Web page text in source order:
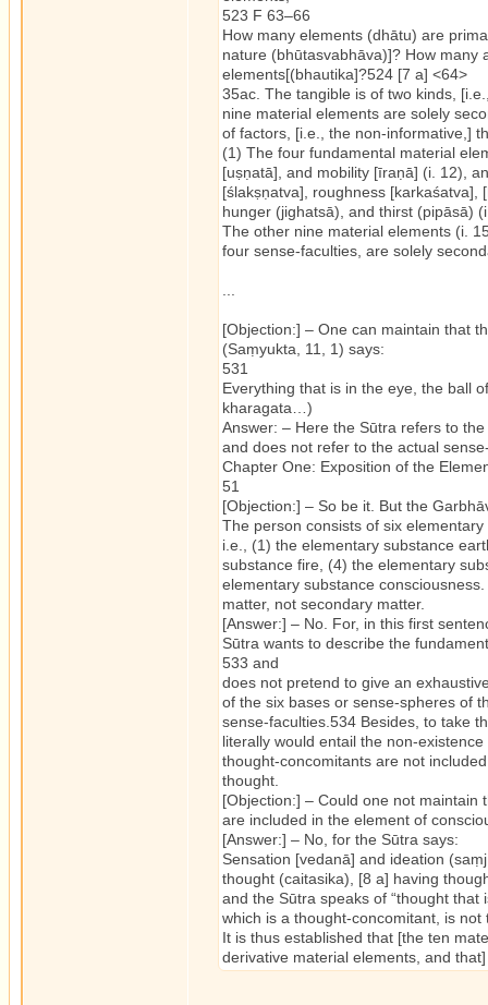
523 F 63–66
How many elements (dhātu) are
nature (bhūtasvabhāva)]? How many
elements[(bhautika]?524 [7 a] <64>
35ac. The tangible is of two kinds,
nine material elements are solely
of factors, [i.e., the non-informative,]
(1) The four fundamental material
[uṣṇatā], and mobility [īraṇā] (i. 12),
[ślakṣṇatva], roughness
hunger (jighatsā), and thirst (pipāsā)
The other nine material elements (i.
four sense-faculties, are solely
[Objection:] – One can maintain that
(Saṃyukta, 11, 1) says:
531
Everything that is in the eye, the ball
kharagata…)
Answer: – Here the Sūtra refers to
and does not refer to the actual
Chapter One: Exposition of the
51
[Objection:] – So be it. But the
The person consists of six
i.e., (1) the elementary substance
substance fire, (4) the elementary
elementary substance
matter, not secondary matter.
[Answer:] – No. For, in this first
Sūtra wants to describe the
533 and
does not pretend to give an
of the six bases or sense-spheres of
sense-faculties.534 Besides, to take
literally would entail the non-
thought-concomitants are not
thought.
[Objection:] – Could one not
are included in the element of
[Answer:] – No, for the Sūtra says:
Sensation [vedanā] and ideation
thought (caitasika), [8 a] having
and the Sūtra speaks of “thought
which is a thought-concomitant, is not
It is thus established that [the ten
derivative material elements, and